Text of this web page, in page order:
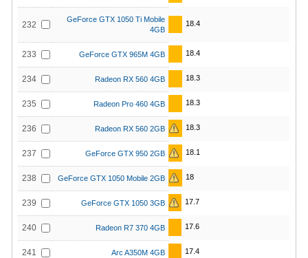
232
GeForce GTX 1050 Ti Mobile
4GB
18.4
233 GeForce GTX 965M 4GB 18.4
234 Radeon RX 560 4GB 18.3
235 Radeon Pro 460 4GB 18.3
236 Radeon RX 560 2GB 18.3
237 GeForce GTX 950 2GB 18.1
238 GeForce GTX 1050 Mobile 2GB 18
239 GeForce GTX 1050 3GB 17.7
240 Radeon R7 370 4GB 17.6
241 Arc A350M 4GB 17.4